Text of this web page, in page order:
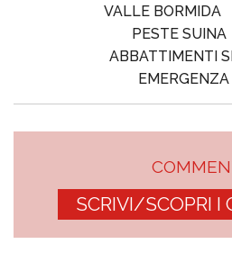
VALLE BORMIDA
PESTE SUINA
ABBATTIMENTI
SCRIVI/SCOPRI I